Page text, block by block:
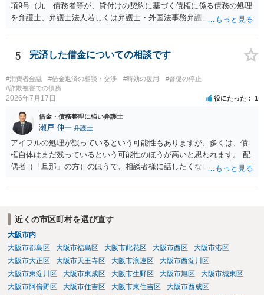
項9号（九 債務者等が、貸付けの契約に基づく債権に係る債務の処理
を弁護士、弁護士法人若しくは弁護士・外国法事務弁護士共同法人若
等」という。）に委託し、又はその処理のため必要な裁判所における
民事事件に関する手続をとり、弁護士等又は裁判所から書面によりそ
の旨の通知があつた場合において、正当な理由がないのに、債務者等
に対し、電話をかけ、電報を送達し、若しくはファクシミリ装置を用
いて送信し、又は訪問する方法により、当該債務を弁済することを要
求し、これに対し債務者等から直接要求しないよう求められたにもか
かわらず、更にこれらの方法で当該債務を弁済することを要求するこ
と。）に違反しています。監督官庁に行政処分を求める、裁判所に仮
処分申請、不退去罪が成立すれば警察に通報などの対応が考えられま
す。ご参考にしてください。
5 完済した借金についての相談です
#消費者金融 #借金返済の相談・交渉 #時効の援用
#督促の停止
#詐欺被害での債務
2026年7月17日 役にたった 1
借金・債務整理に強い弁護士
瀬戸 伸一 弁護士
アイフルの処理が誤っているという可能性もありますが、多くは、債
権自体はまだ残っているという可能性のほうが高いと思われます。 配
偶者（「旦那」の方）のほうで、相談者様に話したくない事情等もあ
援用という方法も取れる可能性があるため、御主人に法律事務所に相
せない事情もあるかもしれないのでおひとりで行ってもらうほうがい
いかもしれません。 配偶者の債務がある状態で配偶者が亡くなると債
務を相談者様が相続するという状態になる（相続放棄などの亡くなっ
てからの方法もありますが）ため、相談者様にも関係することだとし
て相談にいくようにお話してみてはどうでしょうか。
近くの市区町村を選び直す
大阪市内
大阪市都島区
大阪市福島区 大阪市此花区 大阪市西区
大阪市港区
大阪市大正区
大阪市天王寺区 大阪市浪速区
大阪市西淀川区
大阪市東淀川区
大阪市東成区 大阪市生野区 大阪市旭区
大阪市城東区
大阪市阿倍野区
大阪市住吉区 大阪市東住吉区
大阪市西成区